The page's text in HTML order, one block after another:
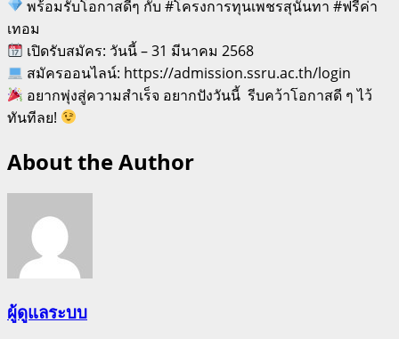
พร้อมรับโอกาสดีๆ กับ #โครงการทุนเพชรสุนันทา #ฟรีค่า
เทอม
เปิดรับสมัคร: วันนี้ – 31 มีนาคม 2568
สมัครออนไลน์: https://admission.ssru.ac.th/login
อยากพุ่งสู่ความสำเร็จ อยากปังวันนี้ รีบคว้าโอกาสดี ๆ ไว้
ทันทีลย!
About the Author
ผู้ดูแลระบบ